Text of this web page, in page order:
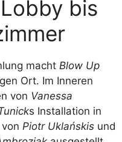
bis
macht Blow Up
Ort. Im Inneren
von Vanessa
s Installation in
Piotr Uklańskis und